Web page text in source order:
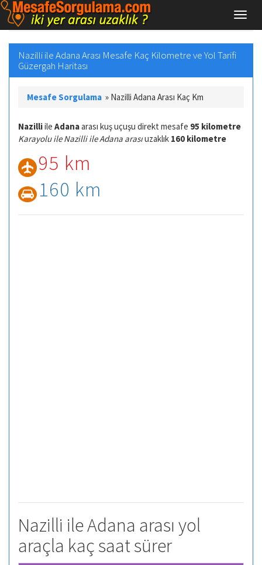
Nazilli ile Adana Arası Mesafe Kaç Kilometre ve Yol Tarifi
Güzergah Haritası
Mesafe Sorgulama » Nazilli Adana Arası Kaç Km
Nazilliile Adanaarası kuş uçuşu direkt mesafe 95 kilometre
Karayolu ile Nazilli ile Adana arasıuzaklık 160 kilometre
95 km
160 km
Nazilli ile Adana arası yol
araçla kaç saat sürer